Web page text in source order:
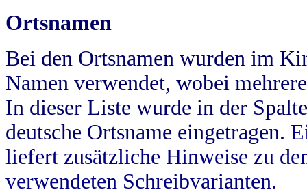
Ortsnamen
Bei den Ortsnamen wurden im
Namen verwendet, wobei
In dieser Liste wurde in der
deutsche Ortsname eingetragen.
liefert zusätzliche Hinweise zu
verwendeten Schreibvarianten.